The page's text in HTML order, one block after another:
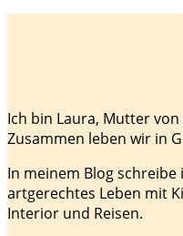
Ich bin Laura, Mutter
Zusammen leben wir in
In meinem Blog
artgerechtes Leben mit
Interior und Reisen.